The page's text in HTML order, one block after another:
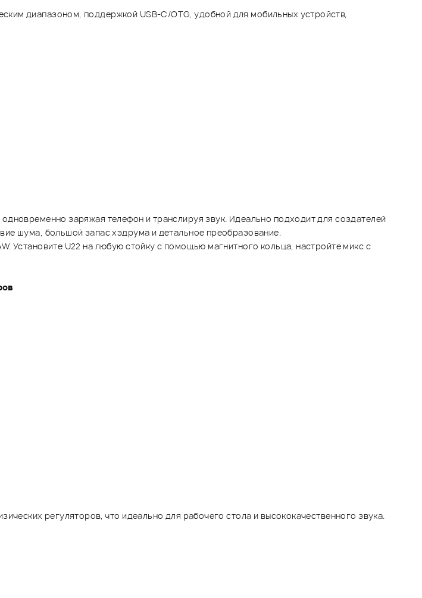
диапазоном, поддержкой USB-C/OTG, удобной для мобильных устройств,
заряжая телефон и транслируя звук. Идеально подходит для создателей
шума, большой запас хэдрума и детальное преобразование.
Установите U22 на любую стойку с помощью магнитного кольца, настройте микс с
регуляторов, что идеально для рабочего стола и высококачественного звука.